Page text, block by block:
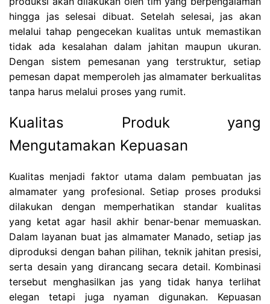
hingga jas selesai dibuat. Setelah selesai, jas akan
melalui tahap pengecekan kualitas untuk memastikan
tidak ada kesalahan dalam jahitan maupun ukuran.
Dengan sistem pemesanan yang terstruktur, setiap
pemesan dapat memperoleh jas almamater berkualitas
tanpa harus melalui proses yang rumit.
Kualitas Produk yang
Mengutamakan Kepuasan
Kualitas menjadi faktor utama dalam pembuatan jas
almamater yang profesional. Setiap proses produksi
dilakukan dengan memperhatikan standar kualitas
yang ketat agar hasil akhir benar-benar memuaskan.
Dalam layanan buat jas almamater Manado, setiap jas
diproduksi dengan bahan pilihan, teknik jahitan presisi,
serta desain yang dirancang secara detail. Kombinasi
tersebut menghasilkan jas yang tidak hanya terlihat
elegan tetapi juga nyaman digunakan. Kepuasan